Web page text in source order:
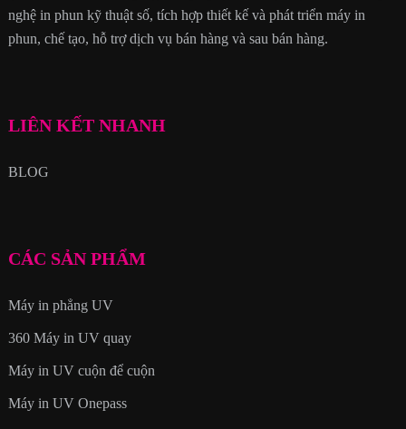
nghệ in phun kỹ thuật số, tích hợp thiết kế và phát triển máy in
phun, chế tạo, hỗ trợ dịch vụ bán hàng và sau bán hàng.
LIÊN KẾT NHANH
BLOG
CÁC SẢN PHẨM
Máy in phẳng UV
360 Máy in UV quay
Máy in UV cuộn để cuộn
Máy in UV Onepass